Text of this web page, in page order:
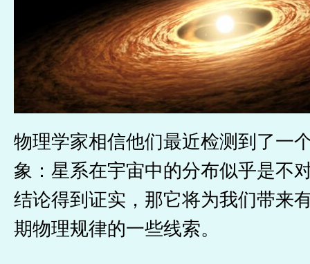
物理学家相信他们最近检测到了一
象：星系在宇宙中的分布似乎是不
结论得到证实，那它将为我们带来
期物理规律的一些线索。